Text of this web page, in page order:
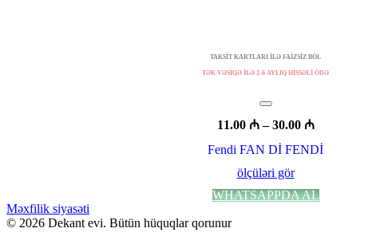
TAKSİT KARTLARI İLƏ FAİZSİZ BÖL
TƏK VƏSİQƏ İLƏ 2-6 AYLIQ HİSSƏLİ ÖDƏ
11.00 ₼ –30.00 ₼Fiyat
11.00 ₼
Fendi FAN Dİ FENDİ
ölçüləri gör
Bu
ürünün
WHATSAPPDA AL
Məxfilik siyasəti
© 2026 Dekant evi. Bütün hüquqlar qorunur